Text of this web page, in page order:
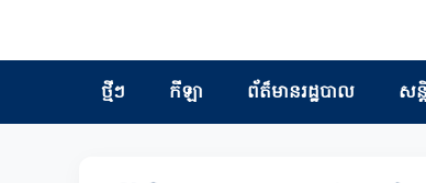
ថ្មីៗ កីឡា ព័ត៏មានរដ្ឋបាល ស